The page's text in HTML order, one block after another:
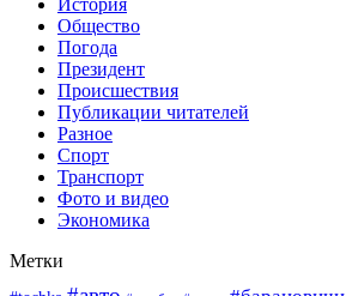
Общество
Погода
Президент
Происшествия
Публикации читателей
Разное
Спорт
Транспорт
Фото и видео
Экономика
Метки